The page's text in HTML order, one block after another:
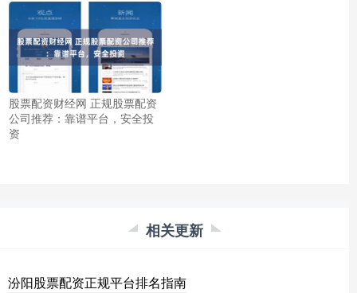
股票配资财经网 正规股票配资
公司推荐：靠谱平台，安全投
资
相关更新
汾阳股票配资正规平台排名指南